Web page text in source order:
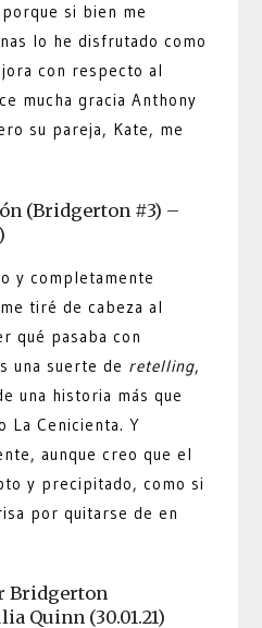
si bien me
lo he disfrutado como
con respecto al
mucha gracia Anthony
su pareja, Kate, me
(Bridgerton #3) –
y completamente
tiré de cabeza al
qué pasaba con
una suerte de retelling,
una historia más que
La Cenicienta. Y
aunque creo que el
y precipitado, como si
por quitarse de en
Bridgerton
Quinn (30.01.21)